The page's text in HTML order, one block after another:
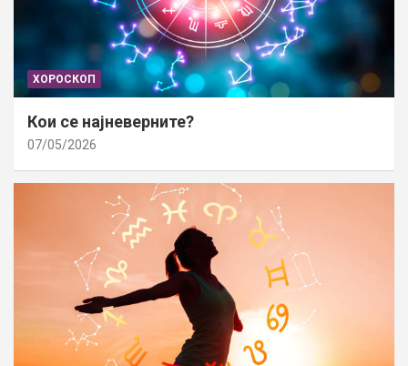
ХОРОСКОП
Кои се најневерните?
07/05/2026